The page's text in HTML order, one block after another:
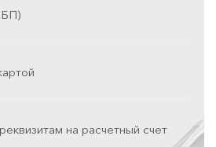
на расчетный счет